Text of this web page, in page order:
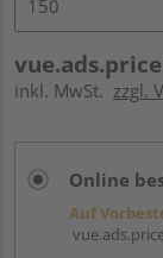
inkl. MwSt. zzgl.
Online
Auf